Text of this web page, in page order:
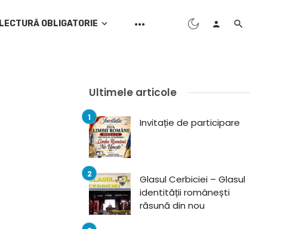
LECTURĂ OBLIGATORIE
Ultimele articole
Invitație de participare
Glasul Cerbiciei – Glasul
identității românești
răsună din nou